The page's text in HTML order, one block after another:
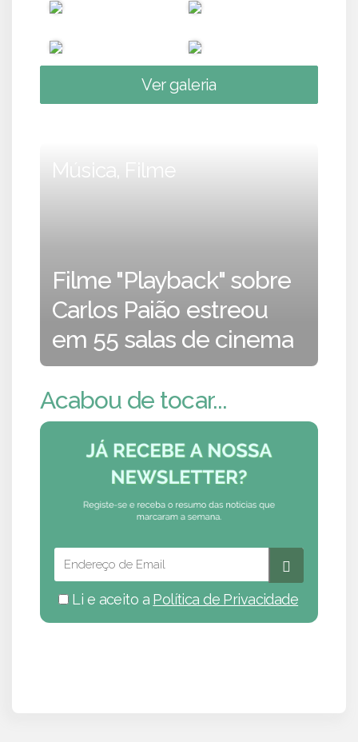
Ver galeria
Música, Filme
Filme "Playback" sobre
Carlos Paião estreou
em 55 salas de cinema
Acabou de tocar...
Li e aceito a Política de Privacidade